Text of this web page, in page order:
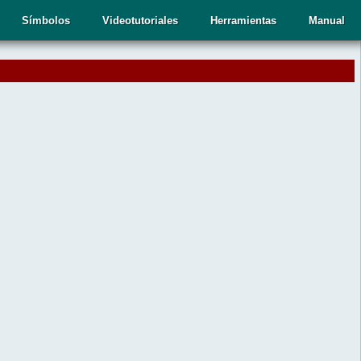
Manual
Herramientas
Videotutoriales
Símbolos